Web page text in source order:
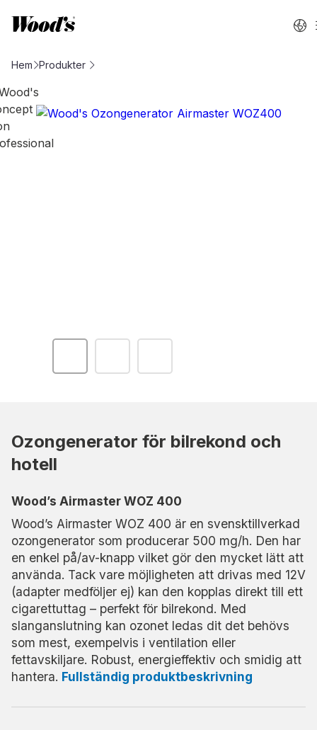
Hem Produkter
Ozongenerator för bilrekond och
hotell
Wood’s Airmaster WOZ 400
Wood’s Airmaster WOZ 400 är en svensktillverkad
ozongenerator som producerar 500 mg/h. Den har
en enkel på/av-knapp vilket gör den mycket lätt att
använda. Tack vare möjligheten att drivas med 12V
(adapter medföljer ej) kan den kopplas direkt till ett
cigarettuttag – perfekt för bilrekond. Med
slanganslutning kan ozonet ledas dit det behövs
som mest, exempelvis i ventilation eller
fettavskiljare. Robust, energieffektiv och smidig att
hantera. Fullständig produktbeskrivning